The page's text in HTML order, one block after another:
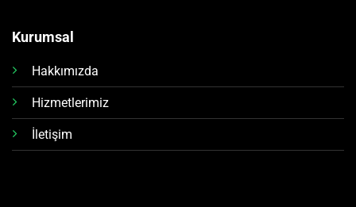
Kurumsal
Hakkımızda
Hizmetlerimiz
İletişim